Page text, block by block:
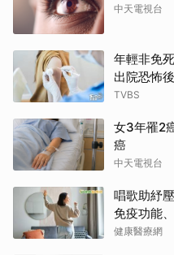
中天電視台
年輕非免
出院恐怖
TVBS
女3年罹2
癌
中天電視台
唱歌助紓
免疫功能
健康醫療網